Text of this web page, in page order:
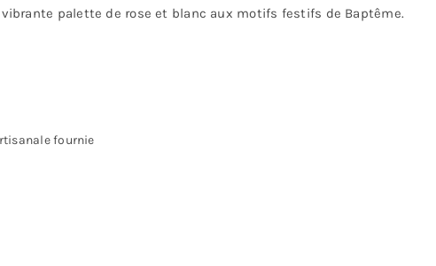
palette de rose et blanc aux motifs festifs de Baptême.
fournie